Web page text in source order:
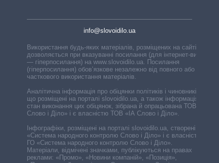
info@slovoidilo.ua
Використання будь-яких матеріалів, розміщених на сайті,
дозволяється при вказуванні посилання (для інтернет-видань
— гіперпосилання) на www.slovoidilo.ua. Посилання
(гіперпосилання) обов’язкове незалежно від повного або
часткового використання матеріалів.
Аналітична інформація про обіцянки політиків і чиновників,
що розміщені на порталі slovoidilo.ua, а також інформація про
стан виконання цих обіцянок, зібрана й опрацьована ТОВ «ІА
Слово і Діло» і є власністю ТОВ «ІА Слово і Діло».
Інфографіки, розміщені на порталі slovoidilo.ua, створені ГО
«Система народного контролю Слово і Діло» і є власністю
ГО «Система народного контролю Слово і Діло».
Матеріали, відмічені значками, публікуються на правах
реклами: «Промо», «Новини компаній», «Позиція»,